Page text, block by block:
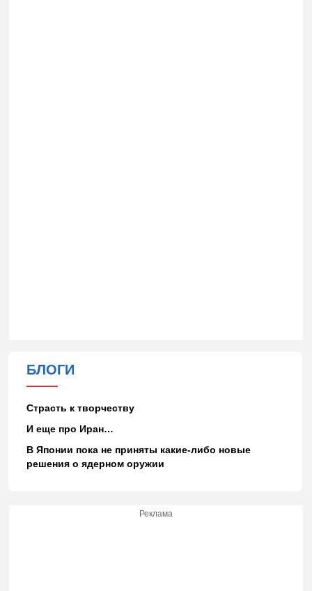
БЛОГИ
Страсть к творчеству
И еще про Иран…
В Японии пока не приняты какие-либо новые
решения о ядерном оружии
Реклама